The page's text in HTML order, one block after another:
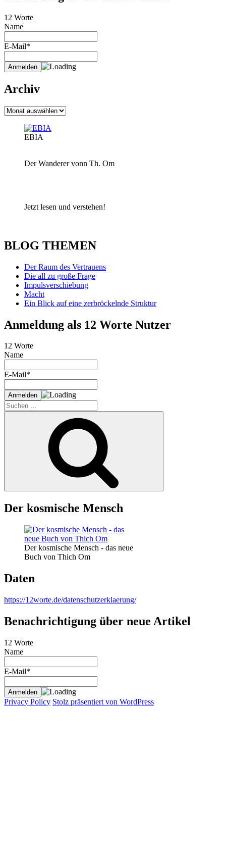
12 Worte
Name
E-Mail*
Archiv
Archiv
EBIA
Der Wanderer vonn Th. Om
Jetzt lesen und verstehen!
BLOG THEMEN
Der Raum des Vertrauens
Die all zu große Frage
Impulsverschiebung
Macht
Ein Blick auf eine zerbröckelnde Struktur
Anmeldung als 12 Worte Nutzer
12 Worte
Name
E-Mail*
Suche
nach:
Der kosmische Mensch
Der kosmische Mensch - das neue
Buch von Thich Om
Daten
https://12worte.de/datenschutzerklaerung/
Benachrichtigung über neue Artikel
12 Worte
Name
E-Mail*
Privacy Policy Stolz präsentiert von WordPress